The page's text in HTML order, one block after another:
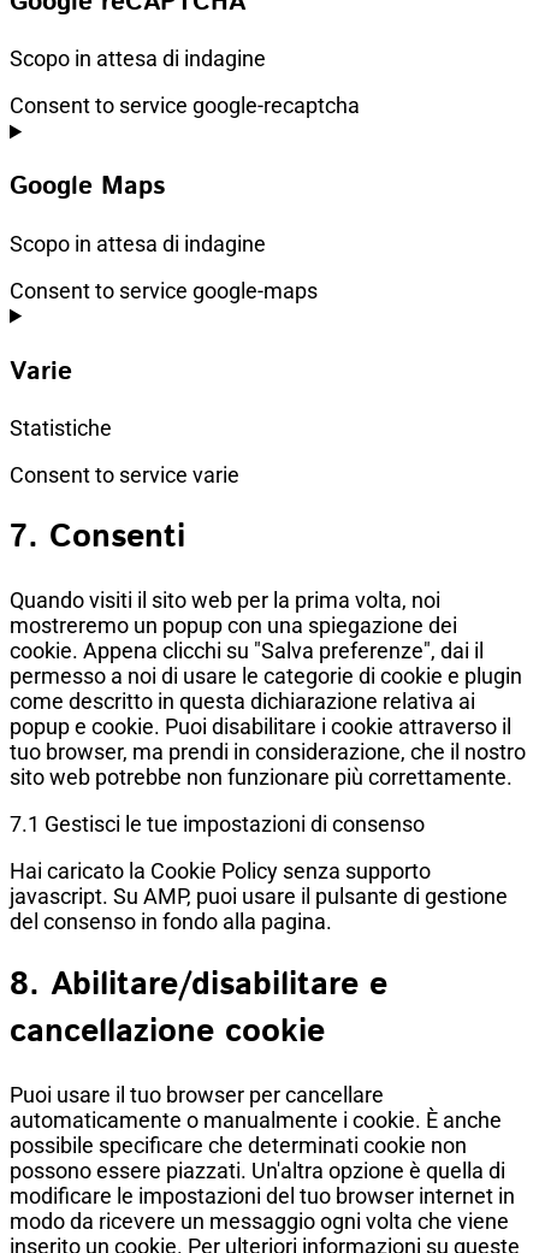
Scopo in attesa di indagine
Consent to service google-recaptcha
Google Maps
Scopo in attesa di indagine
Consent to service google-maps
Varie
Statistiche
Consent to service varie
7. Consenti
Quando visiti il sito web per la prima volta, noi
mostreremo un popup con una spiegazione dei
cookie. Appena clicchi su "Salva preferenze", dai il
permesso a noi di usare le categorie di cookie e plugin
come descritto in questa dichiarazione relativa ai
popup e cookie. Puoi disabilitare i cookie attraverso il
tuo browser, ma prendi in considerazione, che il nostro
sito web potrebbe non funzionare più correttamente.
7.1 Gestisci le tue impostazioni di consenso
Hai caricato la Cookie Policy senza supporto
javascript. Su AMP, puoi usare il pulsante di gestione
del consenso in fondo alla pagina.
8. Abilitare/disabilitare e
cancellazione cookie
Puoi usare il tuo browser per cancellare
automaticamente o manualmente i cookie. È anche
possibile specificare che determinati cookie non
possono essere piazzati. Un'altra opzione è quella di
modificare le impostazioni del tuo browser internet in
modo da ricevere un messaggio ogni volta che viene
inserito un cookie. Per ulteriori informazioni su queste